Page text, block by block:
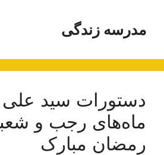
محتوامدرسه زندگی
دستورات سید
ماه‌های رجب و
رمضان مبارک